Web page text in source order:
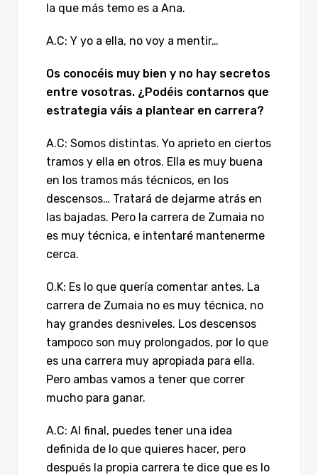
la que más temo es a Ana.
A.C: Y yo a ella, no voy a mentir…
Os conocéis muy bien y no hay secretos
entre vosotras. ¿Podéis contarnos que
estrategia váis a plantear en carrera?
A.C: Somos distintas. Yo aprieto en ciertos
tramos y ella en otros. Ella es muy buena
en los tramos más técnicos, en los
descensos… Tratará de dejarme atrás en
las bajadas. Pero la carrera de Zumaia no
es muy técnica, e intentaré mantenerme
cerca.
O.K: Es lo que quería comentar antes. La
carrera de Zumaia no es muy técnica, no
hay grandes desniveles. Los descensos
tampoco son muy prolongados, por lo que
es una carrera muy apropiada para ella.
Pero ambas vamos a tener que correr
mucho para ganar.
A.C: Al final, puedes tener una idea
definida de lo que quieres hacer, pero
después la propia carrera te dice que es lo